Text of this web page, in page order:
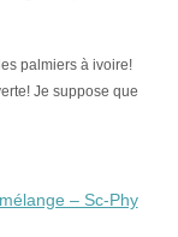
palmiers à ivoire!
Je suppose que
– Sc-Phy